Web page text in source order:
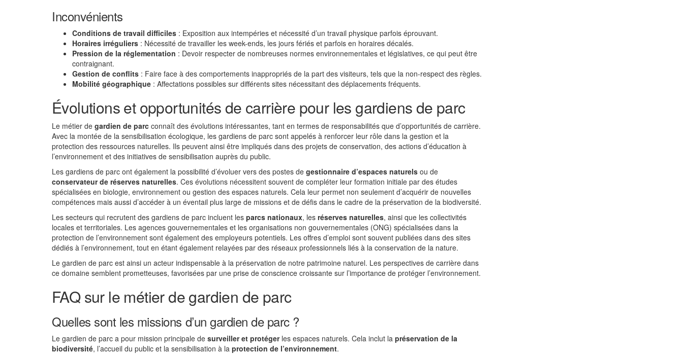
Inconvénients
Conditions de travail difficiles : Exposition aux intempéries et nécessité d’un travail physique parfois éprouvant.
Horaires irréguliers : Nécessité de travailler les week-ends, les jours fériés et parfois en horaires décalés.
Pression de la réglementation : Devoir respecter de nombreuses normes environnementales et législatives, ce qui peut être
contraignant.
Gestion de conflits : Faire face à des comportements inappropriés de la part des visiteurs, tels que la non-respect des règles.
Mobilité géographique : Affectations possibles sur différents sites nécessitant des déplacements fréquents.
Évolutions et opportunités de carrière pour les gardiens de parc
Le métier de gardien de parc connaît des évolutions intéressantes, tant en termes de responsabilités que d’opportunités de carrière.
Avec la montée de la sensibilisation écologique, les gardiens de parc sont appelés à renforcer leur rôle dans la gestion et la
protection des ressources naturelles. Ils peuvent ainsi être impliqués dans des projets de conservation, des actions d’éducation à
l’environnement et des initiatives de sensibilisation auprès du public.
Les gardiens de parc ont également la possibilité d’évoluer vers des postes de gestionnaire d’espaces naturels ou de
conservateur de réserves naturelles. Ces évolutions nécessitent souvent de compléter leur formation initiale par des études
spécialisées en biologie, environnement ou gestion des espaces naturels. Cela leur permet non seulement d’acquérir de nouvelles
compétences mais aussi d’accéder à un éventail plus large de missions et de défis dans le cadre de la préservation de la biodiversité.
Les secteurs qui recrutent des gardiens de parc incluent les parcs nationaux, les réserves naturelles, ainsi que les collectivités
locales et territoriales. Les agences gouvernementales et les organisations non gouvernementales (ONG) spécialisées dans la
protection de l’environnement sont également des employeurs potentiels. Les offres d’emploi sont souvent publiées dans des sites
dédiés à l’environnement, tout en étant également relayées par des réseaux professionnels liés à la conservation de la nature.
Le gardien de parc est ainsi un acteur indispensable à la préservation de notre patrimoine naturel. Les perspectives de carrière dans
ce domaine semblent prometteuses, favorisées par une prise de conscience croissante sur l’importance de protéger l’environnement.
FAQ sur le métier de gardien de parc
Quelles sont les missions d’un gardien de parc ?
Le gardien de parc a pour mission principale de surveiller et protégerles espaces naturels. Cela inclut la préservation de la
biodiversité, l’accueil du public et la sensibilisation à la protection de l’environnement.